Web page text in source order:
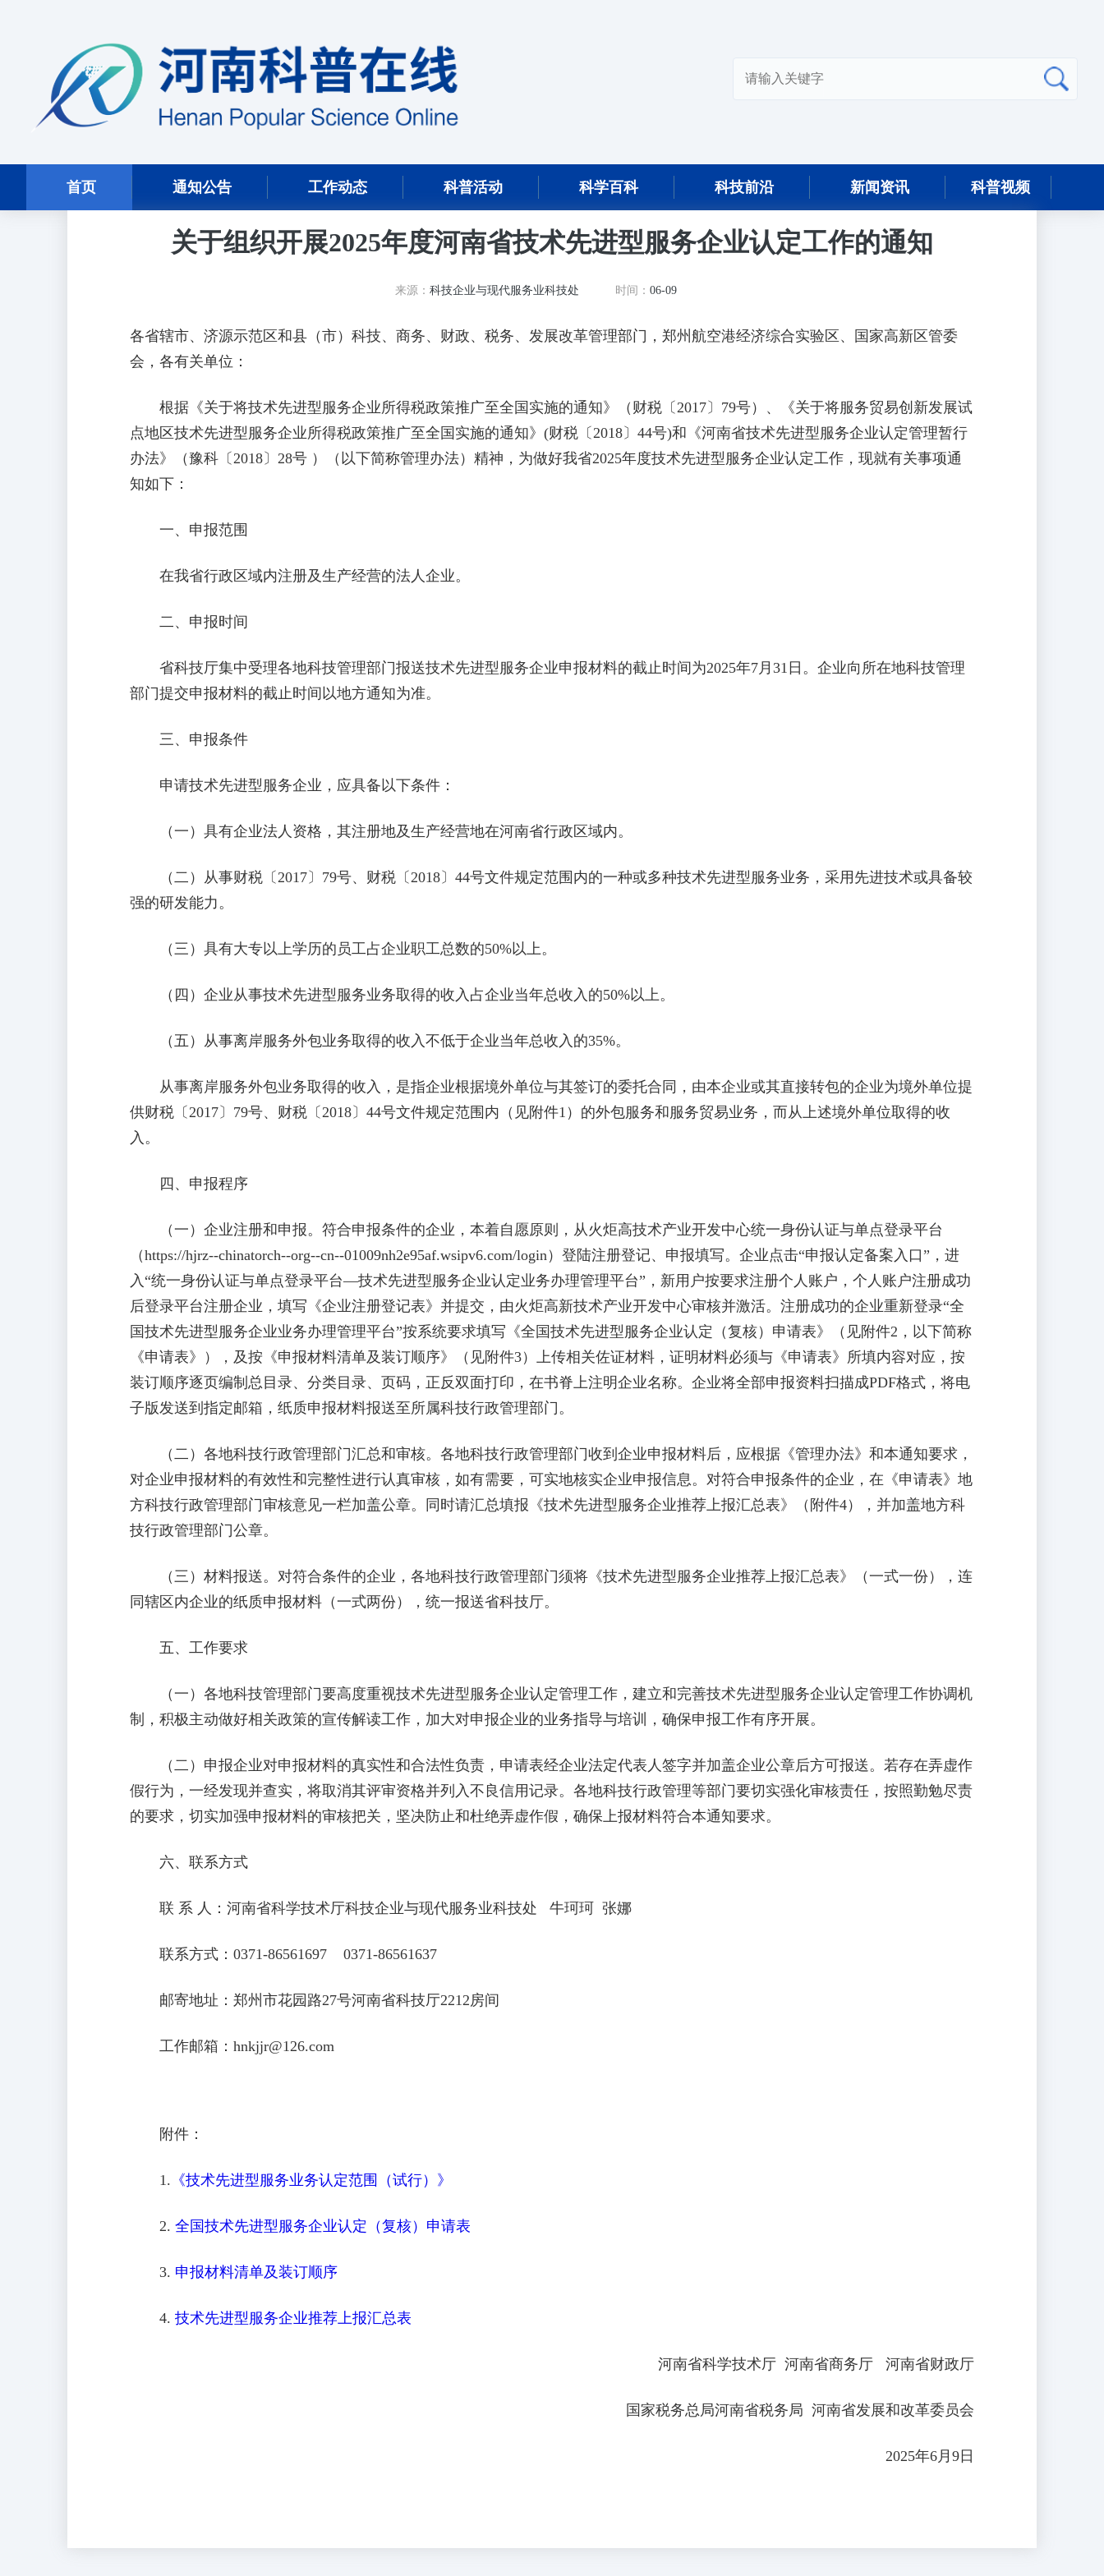
首页 通知公告 工作动态 科普活动 科学百科 科技前沿 新闻资讯 科普视频
关于组织开展2025年度河南省技术先进型服务企业认定工作的通知
来源： 科技企业与现代服务业科技处 时间： 06-09
各省辖市、济源示范区和县（市）科技、商务、财政、税务、发展改革管理部门，郑州航空港经济综合实验区、国家高新区管委
会，各有关单位：
根据《关于将技术先进型服务企业所得税政策推广至全国实施的通知》（财税〔2017〕79号）、《关于将服务贸易创新发展试
点地区技术先进型服务企业所得税政策推广至全国实施的通知》(财税〔2018〕44号)和《河南省技术先进型服务企业认定管理暂行
办法》（豫科〔2018〕28号 ）（以下简称管理办法）精神，为做好我省2025年度技术先进型服务企业认定工作，现就有关事项通
知如下：
一、申报范围
在我省行政区域内注册及生产经营的法人企业。
二、申报时间
省科技厅集中受理各地科技管理部门报送技术先进型服务企业申报材料的截止时间为2025年7月31日。企业向所在地科技管理
部门提交申报材料的截止时间以地方通知为准。
三、申报条件
申请技术先进型服务企业，应具备以下条件：
（一）具有企业法人资格，其注册地及生产经营地在河南省行政区域内。
（二）从事财税〔2017〕79号、财税〔2018〕44号文件规定范围内的一种或多种技术先进型服务业务，采用先进技术或具备较
强的研发能力。
（三）具有大专以上学历的员工占企业职工总数的50%以上。
（四）企业从事技术先进型服务业务取得的收入占企业当年总收入的50%以上。
（五）从事离岸服务外包业务取得的收入不低于企业当年总收入的35%。
从事离岸服务外包业务取得的收入，是指企业根据境外单位与其签订的委托合同，由本企业或其直接转包的企业为境外单位提
供财税〔2017〕79号、财税〔2018〕44号文件规定范围内（见附件1）的外包服务和服务贸易业务，而从上述境外单位取得的收
入。
四、申报程序
（一）企业注册和申报。符合申报条件的企业，本着自愿原则，从火炬高技术产业开发中心统一身份认证与单点登录平台
（https://hjrz--chinatorch--org--cn--01009nh2e95af.wsipv6.com/login）登陆注册登记、申报填写。企业点击“申报认定备案入口”，进
入“统一身份认证与单点登录平台—技术先进型服务企业认定业务办理管理平台”，新用户按要求注册个人账户，个人账户注册成功
后登录平台注册企业，填写《企业注册登记表》并提交，由火炬高新技术产业开发中心审核并激活。注册成功的企业重新登录“全
国技术先进型服务企业业务办理管理平台”按系统要求填写《全国技术先进型服务企业认定（复核）申请表》（见附件2，以下简称
《申请表》），及按《申报材料清单及装订顺序》（见附件3）上传相关佐证材料，证明材料必须与《申请表》所填内容对应，按
装订顺序逐页编制总目录、分类目录、页码，正反双面打印，在书脊上注明企业名称。企业将全部申报资料扫描成PDF格式，将电
子版发送到指定邮箱，纸质申报材料报送至所属科技行政管理部门。
（二）各地科技行政管理部门汇总和审核。各地科技行政管理部门收到企业申报材料后，应根据《管理办法》和本通知要求，
对企业申报材料的有效性和完整性进行认真审核，如有需要，可实地核实企业申报信息。对符合申报条件的企业，在《申请表》地
方科技行政管理部门审核意见一栏加盖公章。同时请汇总填报《技术先进型服务企业推荐上报汇总表》（附件4），并加盖地方科
技行政管理部门公章。
（三）材料报送。对符合条件的企业，各地科技行政管理部门须将《技术先进型服务企业推荐上报汇总表》（一式一份），连
同辖区内企业的纸质申报材料（一式两份），统一报送省科技厅。
五、工作要求
（一）各地科技管理部门要高度重视技术先进型服务企业认定管理工作，建立和完善技术先进型服务企业认定管理工作协调机
制，积极主动做好相关政策的宣传解读工作，加大对申报企业的业务指导与培训，确保申报工作有序开展。
（二）申报企业对申报材料的真实性和合法性负责，申请表经企业法定代表人签字并加盖企业公章后方可报送。若存在弄虚作
假行为，一经发现并查实，将取消其评审资格并列入不良信用记录。各地科技行政管理等部门要切实强化审核责任，按照勤勉尽责
的要求，切实加强申报材料的审核把关，坚决防止和杜绝弄虚作假，确保上报材料符合本通知要求。
六、联系方式
联 系 人：河南省科学技术厅科技企业与现代服务业科技处 牛珂珂 张娜
联系方式：0371-86561697 0371-86561637
邮寄地址：郑州市花园路27号河南省科技厅2212房间
工作邮箱：hnkjjr@126.com
附件：
1. 《技术先进型服务业务认定范围（试行）》
2. 全国技术先进型服务企业认定（复核）申请表
3. 申报材料清单及装订顺序
4. 技术先进型服务企业推荐上报汇总表
河南省科学技术厅 河南省商务厅 河南省财政厅
国家税务总局河南省税务局 河南省发展和改革委员会
2025年6月9日